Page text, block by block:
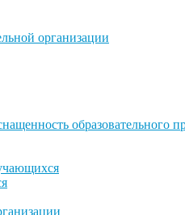
организации
образовательного